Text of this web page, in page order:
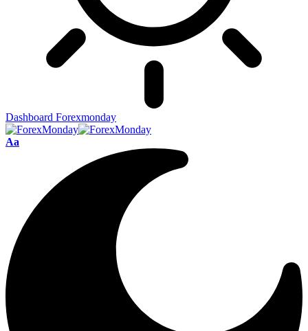
Dashboard Forexmonday
Aa